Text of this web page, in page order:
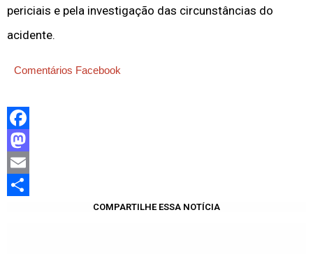
periciais e pela investigação das circunstâncias do
acidente.
Comentários Facebook
Facebook
Mastodon
Email
COMPARTILHE ESSA NOTÍCIA